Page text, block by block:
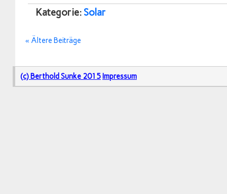
Kategorie: Solar
« Ältere Beiträge
(c) Berthold Sunke 2015 Impressum